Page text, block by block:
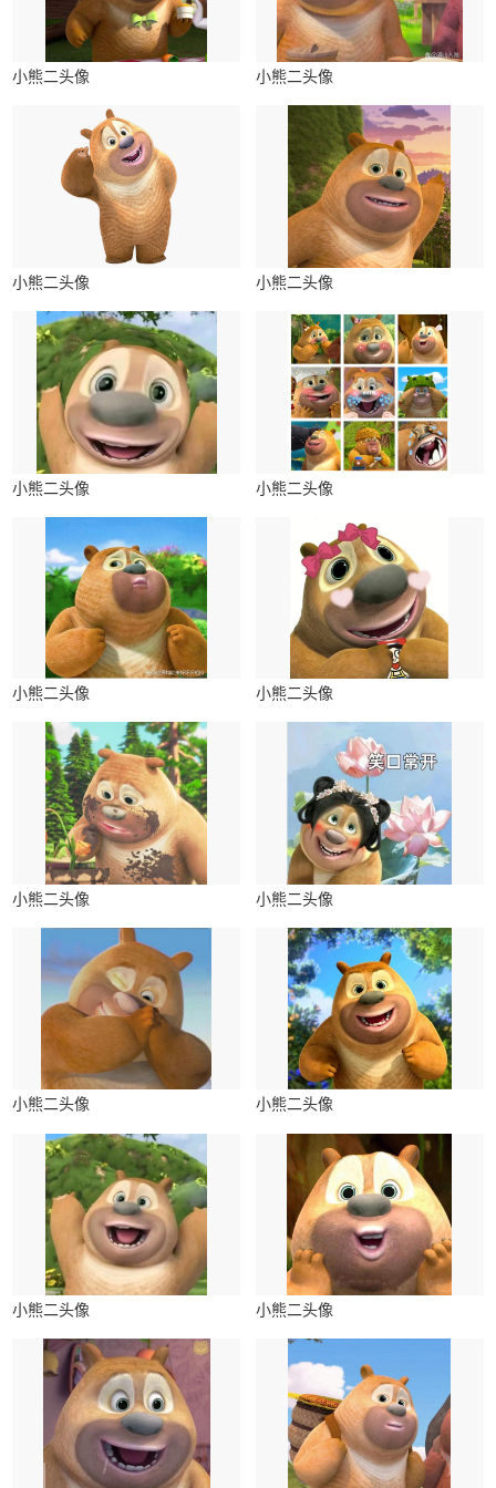
小熊二头像 小熊二头像
小熊二头像 小熊二头像
小熊二头像 小熊二头像
小熊二头像 小熊二头像
小熊二头像 小熊二头像
小熊二头像 小熊二头像
小熊二头像 小熊二头像